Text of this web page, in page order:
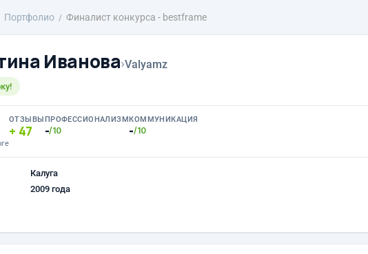
Портфолио Финалист конкурса - bestframe
Иванова›Valyamz
ОТЗЫВЫ
47
ПРОФЕССИОНАЛИЗМ
-/10
КОММУНИКАЦИЯ
-/10
Калуга
2009 года